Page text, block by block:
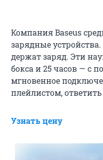
Компания Baseus
зарядные
держат заряд. Эти
бокса и 25 часов — с
мгновенное
плейлистом,
Узнать цену